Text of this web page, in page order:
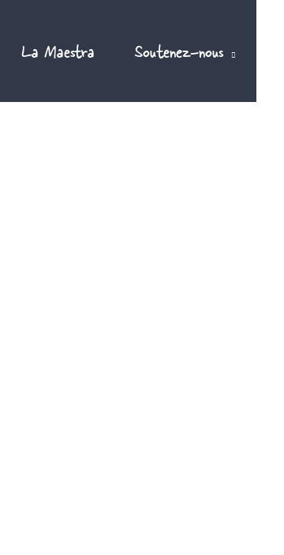
La Maestra Soutenez-nous